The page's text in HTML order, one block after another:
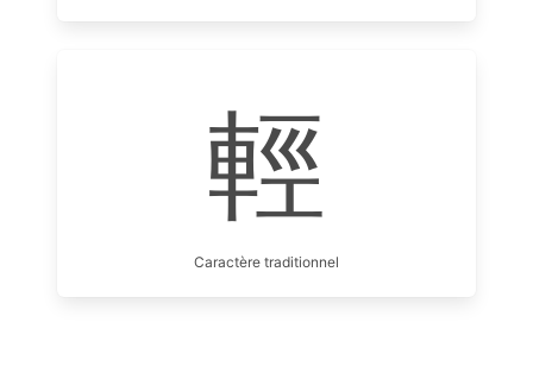
輕
Caractère traditionnel